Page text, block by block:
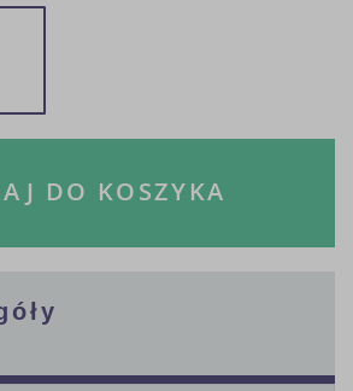
DO KOSZYKA